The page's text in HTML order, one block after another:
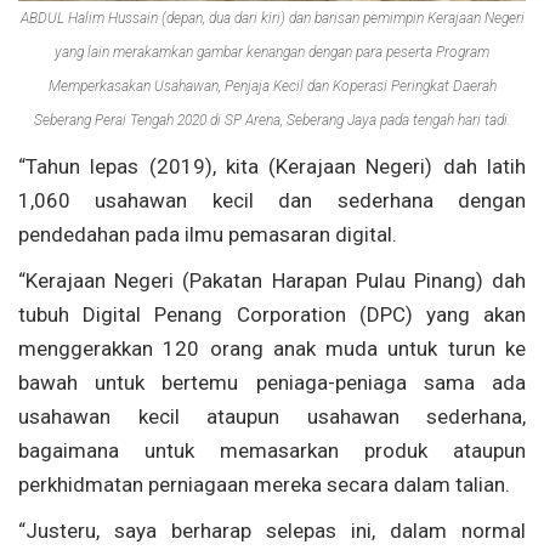
ABDUL Halim Hussain (depan, dua dari kiri) dan barisan pemimpin Kerajaan Negeri
yang lain merakamkan gambar kenangan dengan para peserta Program
Memperkasakan Usahawan, Penjaja Kecil dan Koperasi Peringkat Daerah
Seberang Perai Tengah 2020 di SP Arena, Seberang Jaya pada tengah hari tadi.
“Tahun lepas (2019), kita (Kerajaan Negeri) dah latih
1,060 usahawan kecil dan sederhana dengan
pendedahan pada ilmu pemasaran digital.
“Kerajaan Negeri (Pakatan Harapan Pulau Pinang) dah
tubuh Digital Penang Corporation (DPC) yang akan
menggerakkan 120 orang anak muda untuk turun ke
bawah untuk bertemu peniaga-peniaga sama ada
usahawan kecil ataupun usahawan sederhana,
bagaimana untuk memasarkan produk ataupun
perkhidmatan perniagaan mereka secara dalam talian.
“Justeru, saya berharap selepas ini, dalam normal